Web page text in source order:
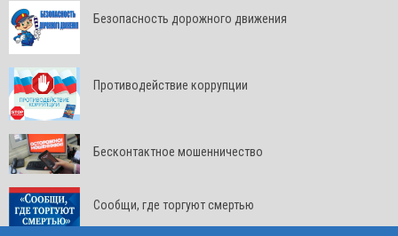
Безопасность дорожного движения
Противодействие коррупции
Бесконтактное мошенничество
Сообщи, где торгуют смертью